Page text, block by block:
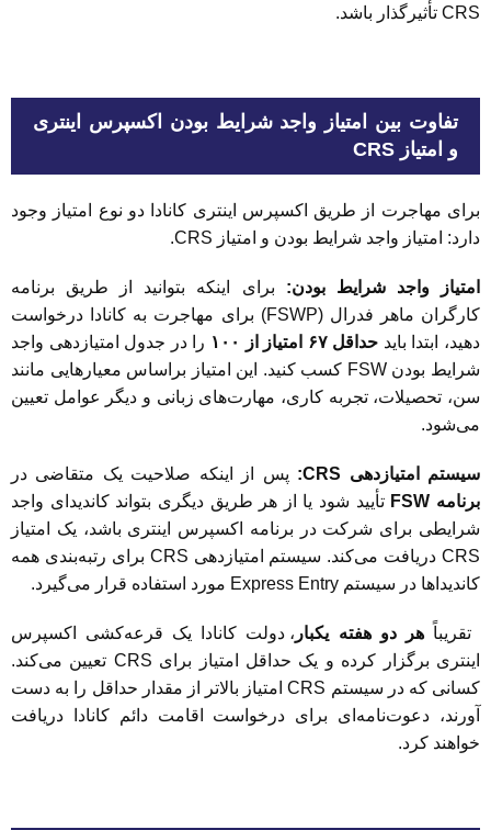
CRS تأثیرگذار باشد.
تفاوت بین امتیاز واجد شرایط بودن اکسپرس اینتری
و امتیاز CRS
برای مهاجرت از طریق اکسپرس اینتری کانادا دو نوع امتیاز وجود
دارد: امتیاز واجد شرایط بودن و امتیاز CRS.
امتیاز واجد شرایط بودن: برای اینکه بتوانید از طریق برنامه
کارگران ماهر فدرال (FSWP) برای مهاجرت به کانادا درخواست
دهید، ابتدا باید حداقل ۶۷ امتیاز از ۱۰۰
را در جدول امتیازدهی واجد
شرایط بودن FSW کسب کنید. این امتیاز براساس معیارهایی مانند
سن، تحصیلات، تجربه کاری، مهارت‌های زبانی و دیگر عوامل تعیین
می‌شود.
سیستم امتیازدهی CRS:
پس از اینکه صلاحیت یک متقاضی در
برنامه FSW
تأیید شود یا از هر طریق دیگری بتواند کاندیدای واجد
شرایطی برای شرکت در برنامه اکسپرس اینتری باشد، یک امتیاز
CRS دریافت می‌کند. سیستم امتیازدهی CRS برای رتبه‌بندی همه
کاندیداها در سیستم Express Entry مورد استفاده قرار می‌گیرد.
تقریباًهر دو هفته یکبار ، دولت کانادا یک قرعه‌کشی اکسپرس
اینتری برگزار کرده و یک حداقل امتیاز برای CRS تعیین می‌کند.
کسانی که در سیستم CRS امتیاز بالاتر از مقدار حداقل را به دست
آورند، دعوت‌نامه‌ای برای درخواست اقامت دائم کانادا دریافت
خواهند کرد.